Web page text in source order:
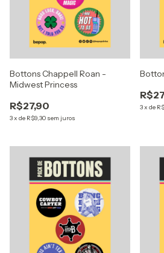
Bottons Chappell Roan -
Midwest Princess
R$27,90
3x de R$9,30 sem juros
3x de